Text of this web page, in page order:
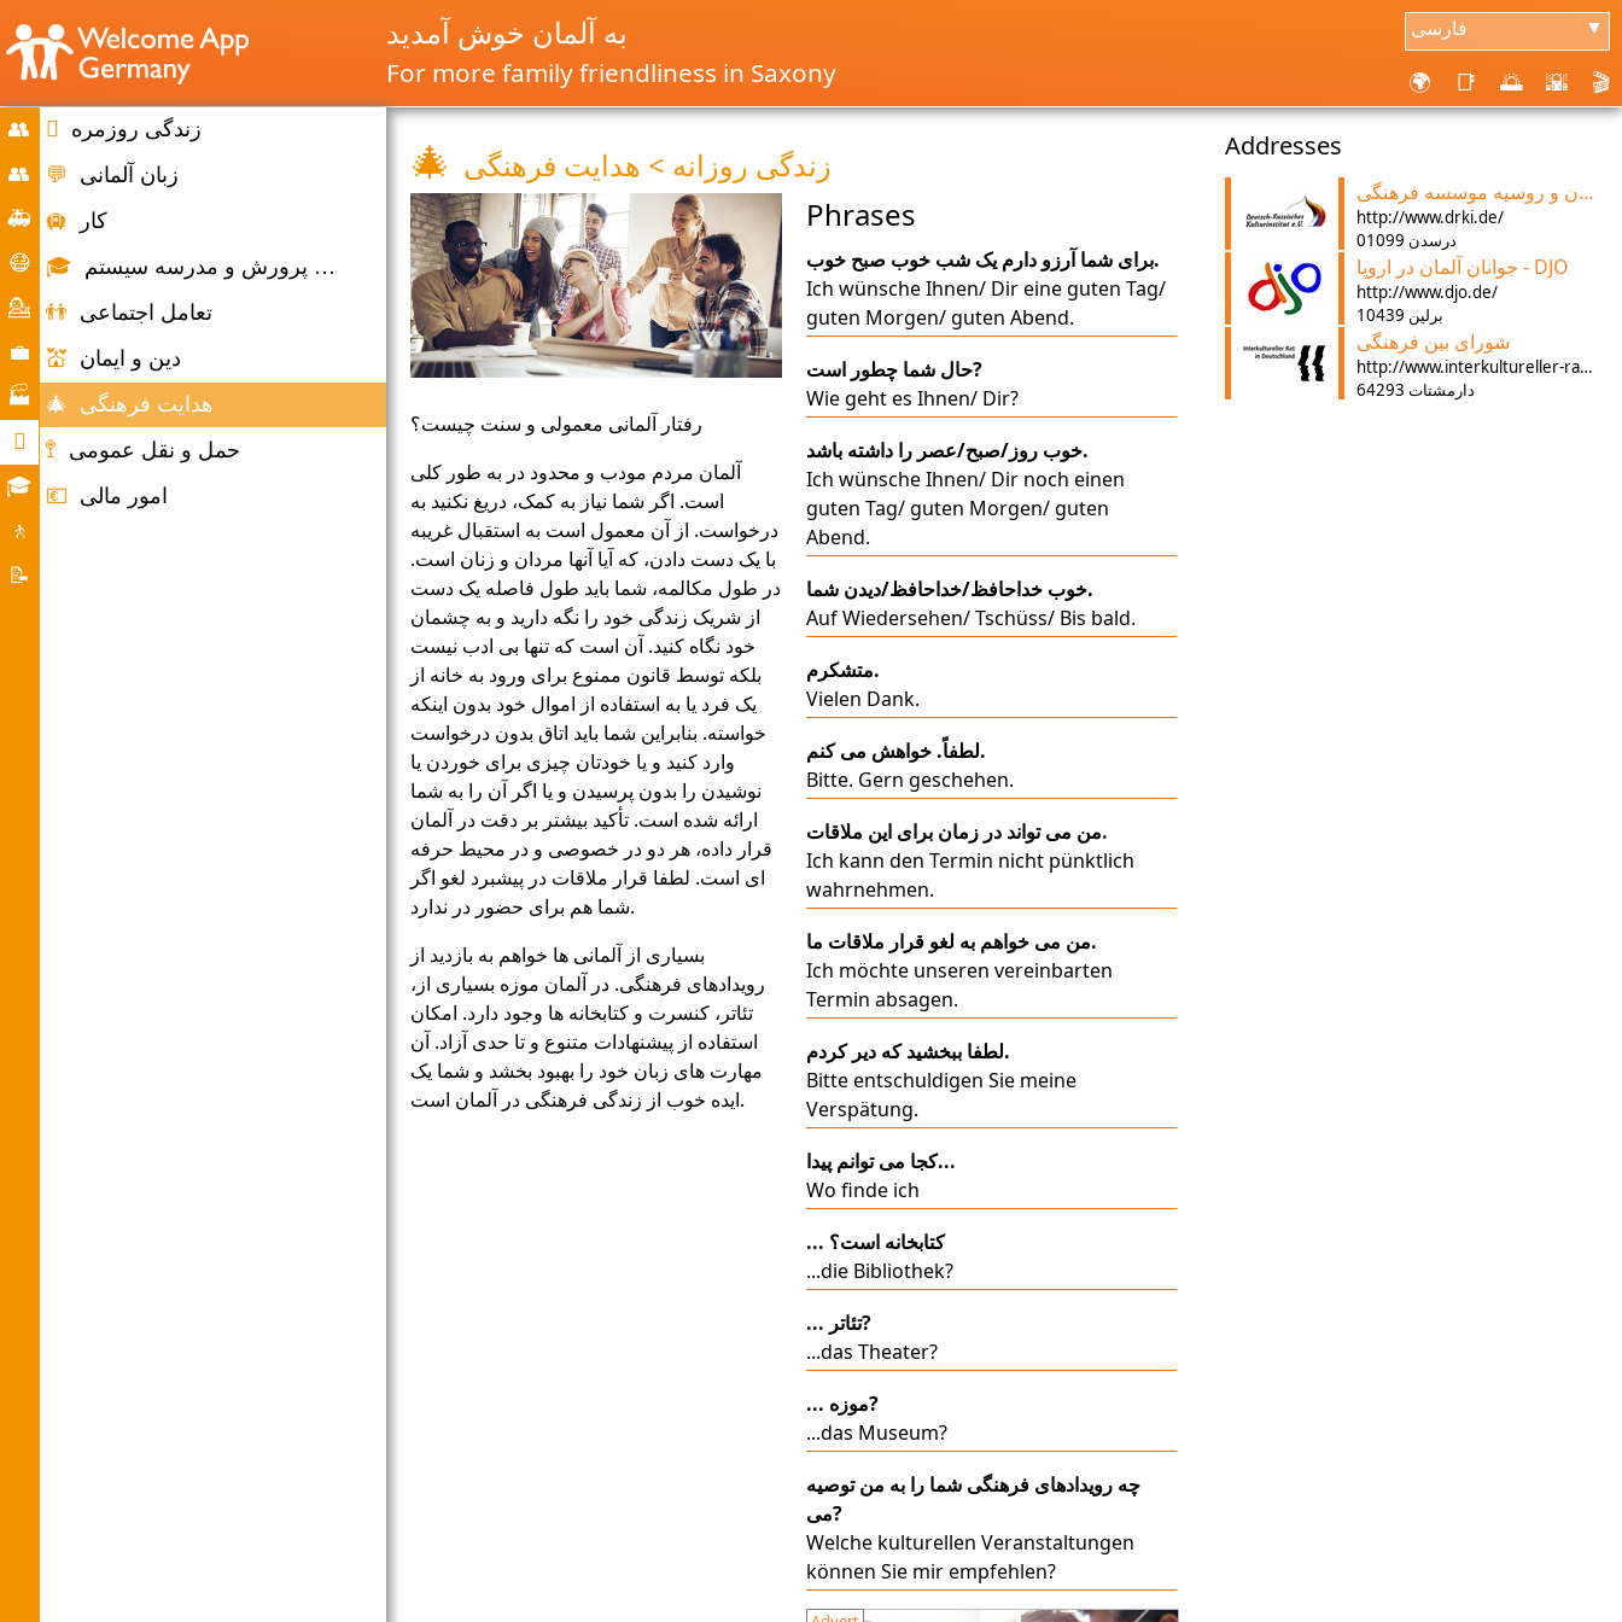
فارسی ▼ به آلمان خوش آمدید
For more family friendliness in Saxony 🌍 📑 🌅 🌇 🎬
👥
Home
👥
مهاجرت
مهاجرت
🚑
شرایط
اضطراری
😷
کمک
💁
مشاوره
💼
بازار
کار
🏭
شرکت

زندگی
روزانه
🎓
فرصت
های
آموزشی
🚶
سیستم
📝

زندگی روزمره
💬
زبان آلمانی
🛄
کار
🎓
آموزش و پرورش و مدرسه سیستم
👬 تعامل اجتماعی
💒 دین و ایمان
🎄
هدایت فرهنگی
🚏 حمل و نقل عمومی
💶 امور مالی
🎄 زندگی روزانه > هدایت فرهنگی
رفتار آلمانی معمولی و سنت چیست؟
آلمان مردم مودب و محدود در به طور کلی
است. اگر شما نیاز به کمک، دریغ نکنید به
درخواست. از آن معمول است به استقبال غریبه
با یک دست دادن، که آیا آنها مردان و زنان است.
در طول مکالمه، شما باید طول فاصله یک دست
از شریک زندگی خود را نگه دارید و به چشمان
خود نگاه کنید. آن است که تنها بی ادب نیست
بلکه توسط قانون ممنوع برای ورود به خانه از
یک فرد یا به استفاده از اموال خود بدون اینکه
خواسته. بنابراین شما باید اتاق بدون درخواست
وارد کنید و یا خودتان چیزی برای خوردن یا
نوشیدن را بدون پرسیدن و یا اگر آن را به شما
ارائه شده است. تأکید بیشتر بر دقت در آلمان
قرار داده، هر دو در خصوصی و در محیط حرفه
ای است. لطفا قرار ملاقات در پیشبرد لغو اگر
شما هم برای حضور در ندارد.
بسیاری از آلمانی ها خواهم به بازدید از
رویدادهای فرهنگی. در آلمان موزه بسیاری از،
تئاتر، کنسرت و کتابخانه ها وجود دارد. امکان
استفاده از پیشنهادات متنوع و تا حدی آزاد. آن
مهارت های زبان خود را بهبود بخشد و شما یک
ایده خوب از زندگی فرهنگی در آلمان است.
Phrases
برای شما آرزو دارم یک شب خوب صبح خوب.
Ich wünsche Ihnen/ Dir eine guten Tag/
guten Morgen/ guten Abend.
حال شما چطور است?
Wie geht es Ihnen/ Dir?
خوب روز/صبح/عصر را داشته باشد.
Ich wünsche Ihnen/ Dir noch einen
guten Tag/ guten Morgen/ guten
Abend.
خوب خداحافظ/خداحافظ/دیدن شما.
Auf Wiedersehen/ Tschüss/ Bis bald.
متشکرم.
Vielen Dank.
لطفاً. خواهش می کنم.
Bitte. Gern geschehen.
من می تواند در زمان برای این ملاقات.
Ich kann den Termin nicht pünktlich
wahrnehmen.
من می خواهم به لغو قرار ملاقات ما.
Ich möchte unseren vereinbarten
Termin absagen.
لطفا ببخشید که دیر کردم.
Bitte entschuldigen Sie meine
Verspätung.
کجا می توانم پیدا...
Wo finde ich
... کتابخانه است؟
...die Bibliothek?
... تئاتر?
...das Theater?
... موزه?
...das Museum?
چه رویدادهای فرهنگی شما را به من توصیه
می?
Welche kulturellen Veranstaltungen
können Sie mir empfehlen?
Addresses
آلمان و روسیه موسسه فرهنگی
http://www.drki.de/
01099 درسدن
جوانان آلمان در اروپا - DJO
http://www.djo.de/
10439 برلین
شورای بین فرهنگی
http://www.interkultureller-rat.de/
64293 دارمشتات